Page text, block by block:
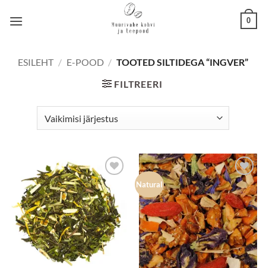
0
ESILEHT / E-POOD / TOOTED SILTIDEGA “INGVER”
FILTREERI
Lisa
lemmikuks
Natural
Lisa
lemmikuks